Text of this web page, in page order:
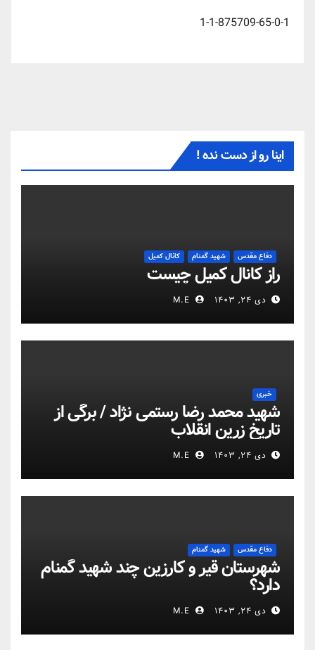
1-1-875709-65-0-1
اینا رو از دست نده !
دفاع مقدس شهید گمنام کانال کمیل
راز کانال کمیل چیست
دی ۲۴, ۱۴۰۳
خبری
شهید محمد رضا رستمی نژاد / برگی از
تاریخ زرین انقلاب
دی ۲۴, ۱۴۰۳
دفاع مقدس شهید گمنام
شهرستان قیر و کارزین چند شهید گمنام
دارد؟
دی ۲۴, ۱۴۰۳